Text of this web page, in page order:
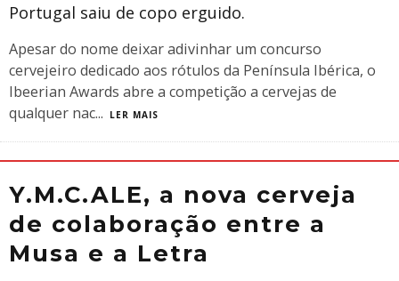
Portugal saiu de copo erguido.
Apesar do nome deixar adivinhar um concurso
cervejeiro dedicado aos rótulos da Península Ibérica, o
Ibeerian Awards abre a competição a cervejas de
qualquer nac... LER MAIS
Y.M.C.ALE, a nova cerveja
de colaboração entre a
Musa e a Letra